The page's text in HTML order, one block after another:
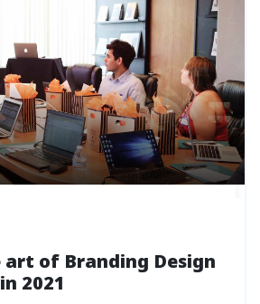
of Branding Design
2021